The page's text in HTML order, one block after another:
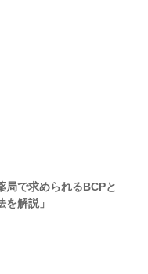
局で求められるBCPと
を解説」